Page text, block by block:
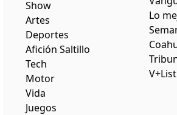
Show
Artes
Deportes
Afición Saltillo
Tech
Motor
Vida
Juegos
Lo
V+List